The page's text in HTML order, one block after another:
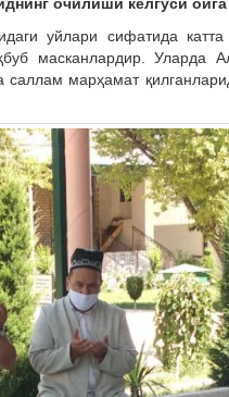
уйлари сифатида катта
масканлардир. Уларда
марҳамат